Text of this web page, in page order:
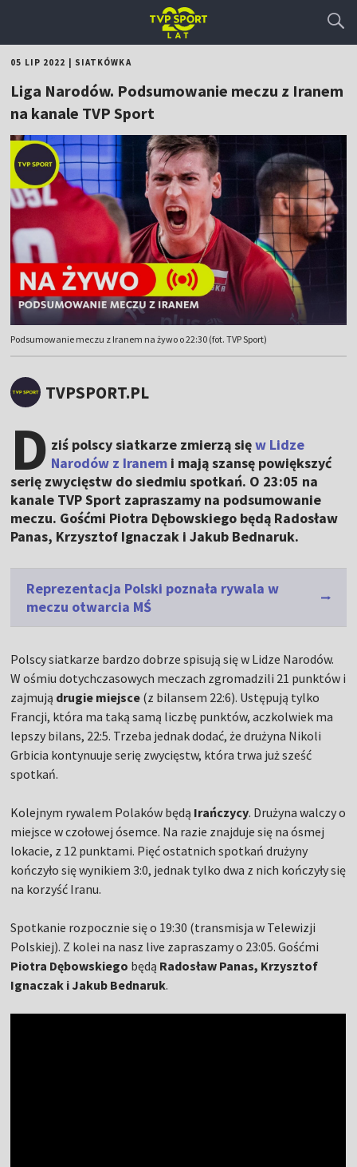
05 LIP 2022 SIATKÓWKA
Liga Narodów. Podsumowanie meczu z Iranem
na kanale TVP Sport
Podsumowanie meczu z Iranem na żywo o 22:30 (fot. TVP Sport)
TVPSPORT.PL
D ziś polscy siatkarze zmierzą sięw Lidze
Narodów z Iranem i mają szansę powiększyć
serię zwycięstw do siedmiu spotkań. O 23:05 na
kanale TVP Sport zapraszamy na podsumowanie
meczu. Gośćmi Piotra Dębowskiego będą Radosław
Panas, Krzysztof Ignaczak i Jakub Bednaruk.
Reprezentacja Polski poznała rywala w
meczu otwarcia MŚ
Polscy siatkarze bardzo dobrze spisują się w Lidze Narodów.
W ośmiu dotychczasowych meczach zgromadzili 21 punktów i
zajmują drugie miejsce (z bilansem 22:6). Ustępują tylko
Francji, która ma taką samą liczbę punktów, aczkolwiek ma
lepszy bilans, 22:5. Trzeba jednak dodać, że drużyna Nikoli
Grbicia kontynuuje serię zwycięstw, która trwa już sześć
spotkań.
Kolejnym rywalem Polaków będą Irańczycy. Drużyna walczy o
miejsce w czołowej ósemce. Na razie znajduje się na ósmej
lokacie, z 12 punktami. Pięć ostatnich spotkań drużyny
kończyło się wynikiem 3:0, jednak tylko dwa z nich kończyły się
na korzyść Iranu.
Spotkanie rozpocznie się o 19:30 (transmisja w Telewizji
Polskiej). Z kolei na nasz live zapraszamy o 23:05. Gośćmi
Piotra Dębowskiego będą Radosław Panas, Krzysztof
Ignaczak i Jakub Bednaruk.